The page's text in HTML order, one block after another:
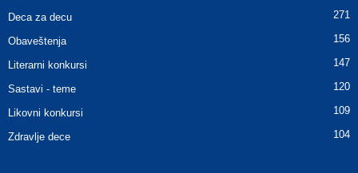
Deca za decu 271
Obaveštenja 156
Literarni konkursi 147
Sastavi - teme 120
Likovni konkursi 109
Zdravlje dece 104